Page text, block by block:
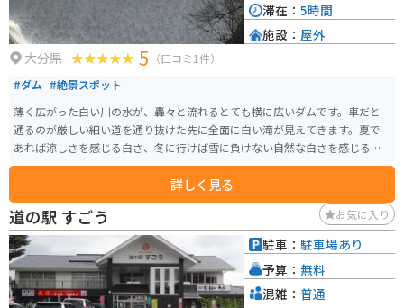
大分県 5 （口コミ1件）
#ダム #絶景スポット
薄く広がった白い川の水が、轟々と流れるとても横に広いダムです。車だと
通るのが厳しい細い道を通り抜けた先に全面に白い滝が見えてきます。夏で
あれば涼しさを感じる白さ、冬に行けば雪に負けない自然な白さを感じるこ
とができます。
詳しく見る
滞在： 5時間
施設： 屋外
道の駅 すごう お気に入り
駐車： 駐車場あり
予算： 無料
混雑： 普通